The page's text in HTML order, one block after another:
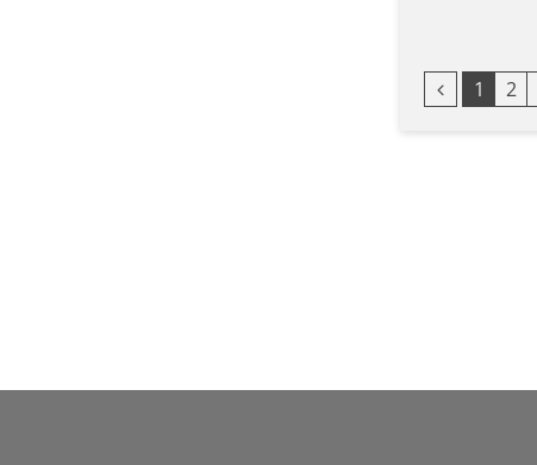
Vorherige
1 2